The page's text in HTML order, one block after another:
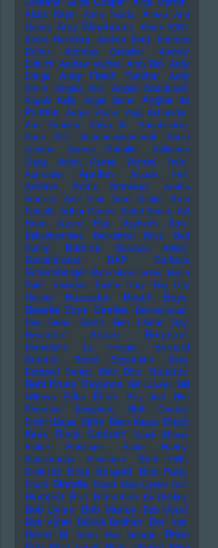
Alicia Keys
Alma Naidu
Althea And
Donna Amy Winehouse Andre 3000
Andre Herzberg
Andrea Berg
Andreas
Dorau
Andreas Gabalier
Andrew
Eldritch Andrew Vachss Andy Bell Andy
Brings
Andy Fletch Fletcher
Andy
Smith
Angela Aux
Angelo Branduardi
Angelo Kelly
Angie Stone
Angine de
Poitrine Angus Stone Anja Schneider
Ann Peebles
AnNa R.
Annahstasia
Anne Will
Annenmaykantereit
Annie
Lennox
Anreas Gabalier
Antilopen
Gang
Anton Karras Aphex Twin
Aphrodite Apsilon Arcade Fire
Archive Arctic Monkeys
Aretha
Franklin
Ariel Pink Arnd Zeigler
Arno
Schmitt Arthur Gunter Astrid Sonne Axl
Rose
Azure Ray Azymuth
Ätna
Babyshambles
Backstreet Boys
Bad
Bunny
Balbina Bamboo Artists
Bananarama BAP
Barbara
Schöneberger Barenaked Ladies Basia
Bulat
Bassdee Baxter Dury
Bay City
Rollers
Bazzazian
Beach Boys
Beastie Boys Beatles Beckenbauer
Bee Gees
Beirut Ben LaMar Gay
Benjamin Amaru Berghain
Bernadette La Hengst
Bernard
Sumner
Bernd Begemann
Berq
Bertrand Cantat
Beth Ditto Betterov
Betti Kruse Beyonce Bill Laswell Bill
Withers
Billie Eilish Billy Joel
Bim
Sherman
Biosphere
Birth Control
Bitchin Bajas Björk Black Kappa Black
Keys Black Sabbath
Black Sheep
Blaine Reininger
Blake Harley
Blancmange
Bleachers
Blind Faith
Blink-182 Blixa Bargeld Bloc Party
Blond Blondie Blood Blue Oyster Cult
Blumfeld Blur Blümchen Bo Diddley
Bob Dylan Bob Marley Bob Mould
Bob Vylan Bollock Brothers Bon Iver
Boney M
Bono Boy George
Brian